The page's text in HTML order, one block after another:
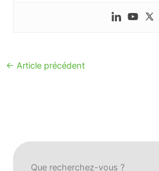
← Article précédent
Que recherchez-vous ?